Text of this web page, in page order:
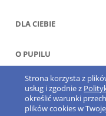
Strona korzysta z
usług i zgodnie z
określić warunki
plików cookies w
DLA CIEBIE
O PUPILU
Sklep